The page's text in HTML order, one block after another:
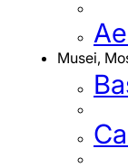
Musei,